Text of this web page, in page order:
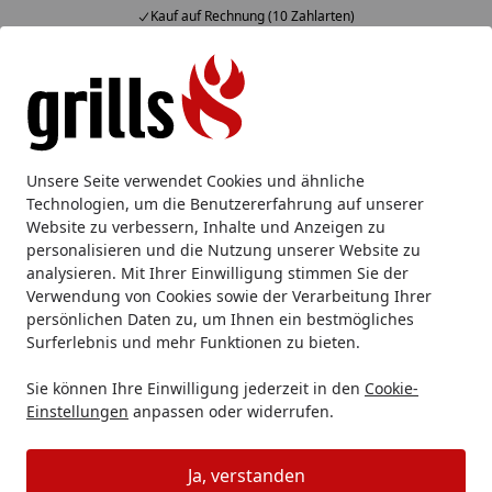
Unsere Seite verwendet Cookies und ähnliche
Technologien, um die Benutzererfahrung auf unserer
Website zu verbessern, Inhalte und Anzeigen zu
personalisieren und die Nutzung unserer Website zu
analysieren. Mit Ihrer Einwilligung stimmen Sie der
Verwendung von Cookies sowie der Verarbeitung Ihrer
persönlichen Daten zu, um Ihnen ein bestmögliches
Surferlebnis und mehr Funktionen zu bieten.
Sie können Ihre Einwilligung jederzeit in den Cookie-
Einstellungen anpassen oder widerrufen.
Ja, verstanden
Kauf auf Rechnung (10 Zahlarten)
Alle Produkte
Mein Konto
Suchen
Startseite
Big Green Egg Big Green Egg Merchandise & Lifestyle
Big Green Egg Golfballstempel Big
Green Egg